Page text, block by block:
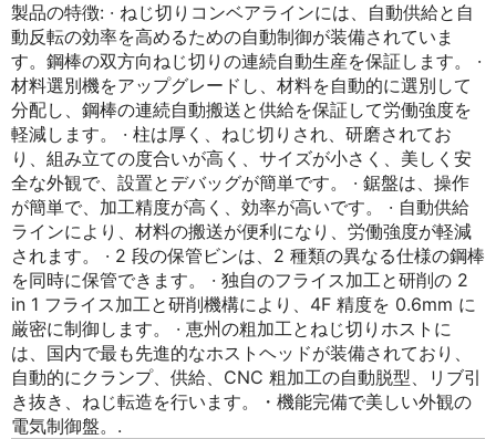
製品の特徴: · ねじ切りコンベアラインには、自動供給と自
動反転の効率を高めるための自動制御が装備されていま
す。鋼棒の双方向ねじ切りの連続自動生産を保証します。 ·
材料選別機をアップグレードし、材料を自動的に選別して
分配し、鋼棒の連続自動搬送と供給を保証して労働強度を
軽減します。 · 柱は厚く、ねじ切りされ、研磨されてお
り、組み立ての度合いが高く、サイズが小さく、美しく安
全な外観で、設置とデバッグが簡単です。 · 鋸盤は、操作
が簡単で、加工精度が高く、効率が高いです。 · 自動供給
ラインにより、材料の搬送が便利になり、労働強度が軽減
されます。 · 2 段の保管ビンは、2 種類の異なる仕様の鋼棒
を同時に保管できます。 · 独自のフライス加工と研削の 2
in 1 フライス加工と研削機構により、4F 精度を 0.6mm に
厳密に制御します。 · 恵州の粗加工とねじ切りホストに
は、国内で最も先進的なホストヘッドが装備されており、
自動的にクランプ、供給、CNC 粗加工の自動脱型、リブ引
き抜き、ねじ転造を行います。・機能完備で美しい外観の
電気制御盤。.